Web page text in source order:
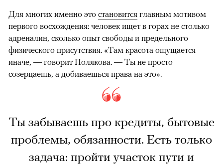
Для многих именно это становится главным мотивом
первого восхождения: человек ищет в горах не столько
адреналин, сколько опыт свободы и предельного
физического присутствия. «Там красота ощущается
иначе, — говорит Полякова. — Ты не просто
созерцаешь, а добиваешься права на это».
Ты забываешь про кредиты, бытовые
проблемы, обязанности. Есть только
задача: пройти участок пути и